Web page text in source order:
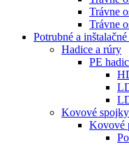
Trávne
Trávne
Potrubné a
Hadice a rúry
PE
Kovové
Kovové